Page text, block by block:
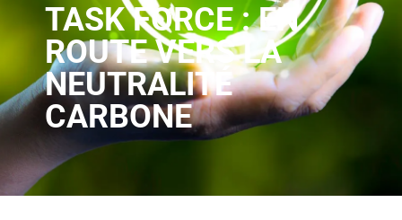
TASK FORCE : EN
ROUTE VERS LA
NEUTRALITÉ
CARBONE